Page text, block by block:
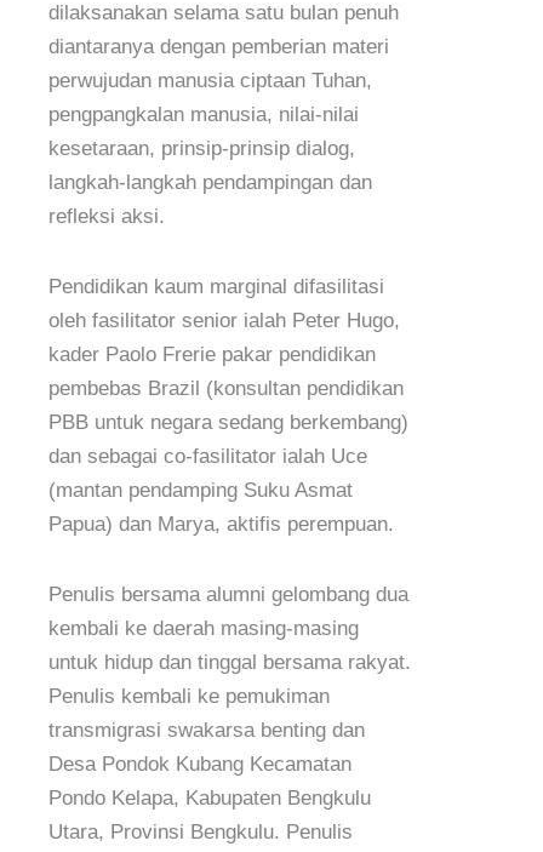
dilaksanakan selama satu bulan penuh
diantaranya dengan pemberian materi
perwujudan manusia ciptaan Tuhan,
pengpangkalan manusia, nilai-nilai
kesetaraan, prinsip-prinsip dialog,
langkah-langkah pendampingan dan
refleksi aksi.
Pendidikan kaum marginal difasilitasi
oleh fasilitator senior ialah Peter Hugo,
kader Paolo Frerie pakar pendidikan
pembebas Brazil (konsultan pendidikan
PBB untuk negara sedang berkembang)
dan sebagai co-fasilitator ialah Uce
(mantan pendamping Suku Asmat
Papua) dan Marya, aktifis perempuan.
Penulis bersama alumni gelombang dua
kembali ke daerah masing-masing
untuk hidup dan tinggal bersama rakyat.
Penulis kembali ke pemukiman
transmigrasi swakarsa benting dan
Desa Pondok Kubang Kecamatan
Pondo Kelapa, Kabupaten Bengkulu
Utara, Provinsi Bengkulu. Penulis